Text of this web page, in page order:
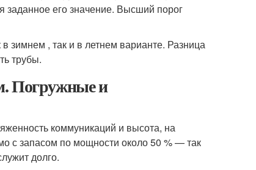
заданное его значение. Высший порог
зимнем , так и в летнем варианте. Разница
трубы.
Погружные и
коммуникаций и высота, на
с запасом по мощности около 50 % — так
долго.